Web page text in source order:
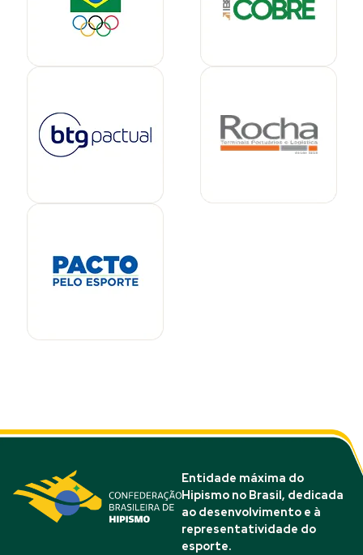
Entidade máxima do
Hipismo no Brasil, dedicada
ao desenvolvimento e à
representatividade do
esporte.